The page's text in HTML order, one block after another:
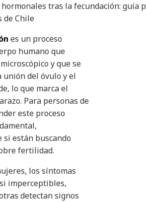
tras la fecundación: guía
de Chile
es un proceso
humano que
y que se
unión del óvulo y el
lo que marca el
Para personas de
este proceso
si están buscando
fertilidad.
los síntomas
imperceptibles,
detectan signos